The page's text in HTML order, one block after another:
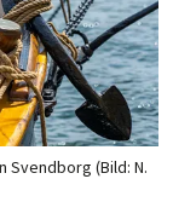
(Bild: N.